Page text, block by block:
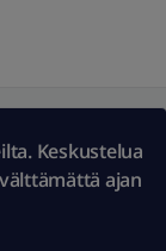
Keskustelua
ajan